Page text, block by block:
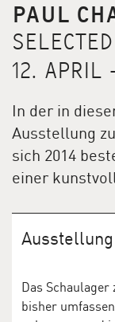
PAUL
12. APRIL
In der in
Ausstellung
sich 2014
einer
Ausstellung
Das Schaulager
bisher